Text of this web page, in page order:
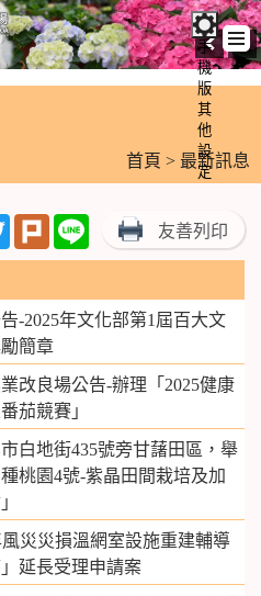
手
機
版
其
他
設
定
首頁 > 最新訊息
TwitterPlurk Line 友善列印
-2025年文化部第1屆百大文
簡章
改良場公告-辦理「2025健康
茄競賽」
白地街435號旁甘藷田區，舉
桃園4號-紫晶田間栽培及加
災災損溫網室設施重建輔導
延長受理申請案